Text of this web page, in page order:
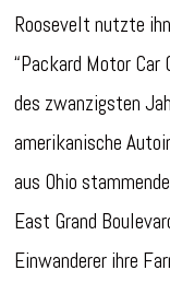
Roosevelt nutzte
“Packard Motor
des zwanzigsten
amerikanische
aus Ohio
East Grand
Einwanderer ihre